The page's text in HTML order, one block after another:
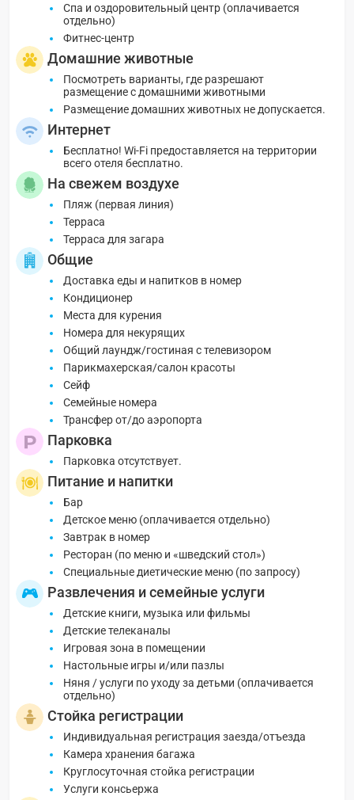
Спа и оздоровительный центр (оплачивается
отдельно)
Фитнес-центр
Домашние животные
Посмотреть варианты, где разрешают
размещение с домашними животными
Размещение домашних животных не допускается.
Интернет
Бесплатно! Wi-Fi предоставляется на территории
всего отеля бесплатно.
На свежем воздухе
Пляж (первая линия)
Терраса
Терраса для загара
Общие
Доставка еды и напитков в номер
Кондиционер
Места для курения
Номера для некурящих
Общий лаундж/гостиная с телевизором
Парикмахерская/салон красоты
Сейф
Семейные номера
Трансфер от/до аэропорта
Парковка
Парковка отсутствует.
Питание и напитки
Бар
Детское меню (оплачивается отдельно)
Завтрак в номер
Ресторан (по меню и «шведский стол»)
Специальные диетические меню (по запросу)
Развлечения и семейные услуги
Детские книги, музыка или фильмы
Детские телеканалы
Игровая зона в помещении
Настольные игры и/или пазлы
Няня / услуги по уходу за детьми (оплачивается
отдельно)
Стойка регистрации
Индивидуальная регистрация заезда/отъезда
Камера хранения багажа
Круглосуточная стойка регистрации
Услуги консьержа